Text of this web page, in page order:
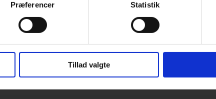
Præferencer Statistik
Tillad valgte